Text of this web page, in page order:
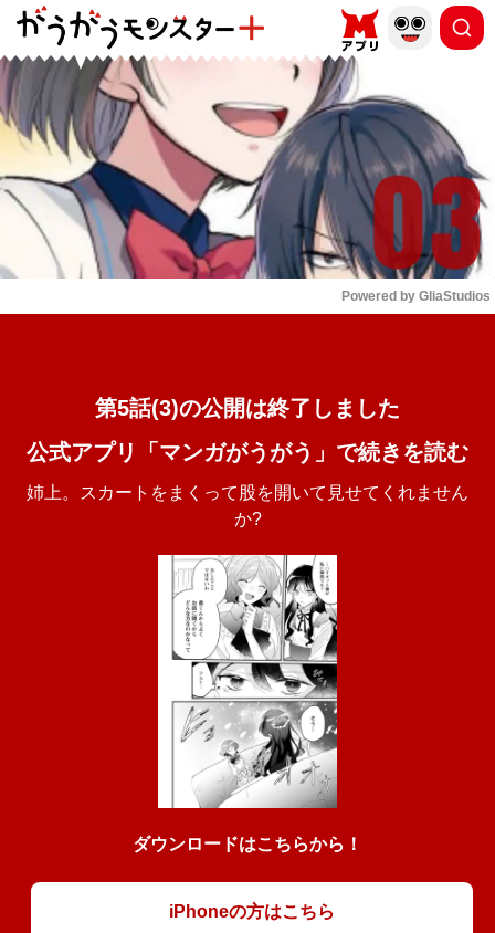
もっと読む
Powered by GliaStudios
第5話(3)の公開は終了しました
公式アプリ「マンガがうがう」で続きを読む
姉上。スカートをまくって股を開いて見せてくれません
か?
ダウンロードはこちらから！
iPhoneの方はこちら